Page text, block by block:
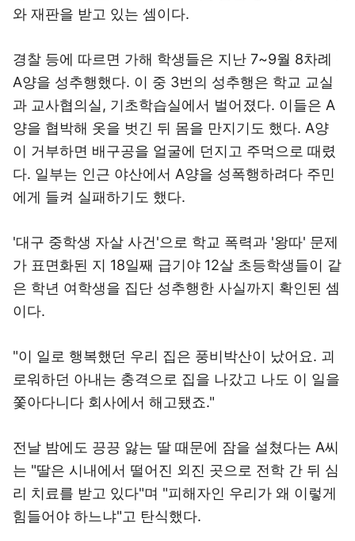
와 재판을 받고 있는 셈이다.
경찰 등에 따르면 가해 학생들은 지난 7~9월 8차례
A양을 성추행했다. 이 중 3번의 성추행은 학교 교실
과 교사협의실, 기초학습실에서 벌어졌다. 이들은 A
양을 협박해 옷을 벗긴 뒤 몸을 만지기도 했다. A양
이 거부하면 배구공을 얼굴에 던지고 주먹으로 때렸
다. 일부는 인근 야산에서 A양을 성폭행하려다 주민
에게 들켜 실패하기도 했다.
'대구 중학생 자살 사건'으로 학교 폭력과 '왕따' 문제
가 표면화된 지 18일째 급기야 12살 초등학생들이 같
은 학년 여학생을 집단 성추행한 사실까지 확인된 셈
이다.
"이 일로 행복했던 우리 집은 풍비박산이 났어요. 괴
로워하던 아내는 충격으로 집을 나갔고 나도 이 일을
쫓아다니다 회사에서 해고됐죠."
전날 밤에도 끙끙 앓는 딸 때문에 잠을 설쳤다는 A씨
는 "딸은 시내에서 떨어진 외진 곳으로 전학 간 뒤 심
리 치료를 받고 있다"며 "피해자인 우리가 왜 이렇게
힘들어야 하느냐"고 탄식했다.